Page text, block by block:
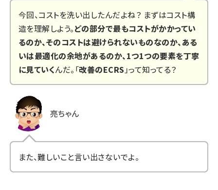
今回、コストを洗い出したんだよね？ まずはコスト構
造を理解しよう。どの部分で最もコストがかかってい
るのか、そのコストは避けられないものなのか、ある
いは最適化の余地があるのか、1つ1つの要素を丁寧
に見ていくんだ。「改善のECRS」って知ってる？
亮ちゃん
また、難しいこと言い出さないでよ。